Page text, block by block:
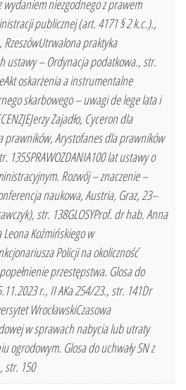
wydaniem niezgodnego z prawem
publicznej (art. 4171 § 2 k.c.).,
praktyka
ustawy – Ordynacja podatkowa., str.
oskarżenia a instrumentalne
skarbowego – uwagi de lege lata i
Zajadło, Cyceron dla
prawników, Arystofanes dla prawników
lat ustawy o
Rozwój – znaczenie –
naukowa, Austria, Graz, 23–
str. 138GLOSYProf. dr hab. Anna
Koźmińskiego w
Policji na okoliczność
przestępstwa. Glosa do
r., II AKa 254/23., str. 141Dr
WrocławskiCzasowa
w sprawach nabycia lub utraty
ogrodowym. Glosa do uchwały SN z
str. 150